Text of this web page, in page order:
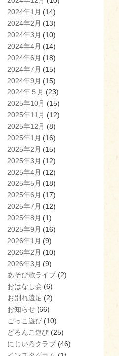
2024年1月 (14)
2024年2月 (13)
2024年3月 (10)
2024年4月 (14)
2024年6月 (18)
2024年7月 (15)
2024年9月 (15)
2024年５月 (23)
2025年10月 (15)
2025年11月 (12)
2025年12月 (8)
2025年1月 (16)
2025年2月 (15)
2025年3月 (12)
2025年4月 (12)
2025年5月 (18)
2025年6月 (17)
2025年7月 (12)
2025年8月 (1)
2025年9月 (16)
2026年1月 (9)
2026年2月 (10)
2026年3月 (9)
あそび歌ライブ (2)
おはなし会 (6)
お別れ遠足 (2)
お知らせ (66)
ごっこ遊び (10)
どろんこ遊び (25)
にじいろクラブ (46)